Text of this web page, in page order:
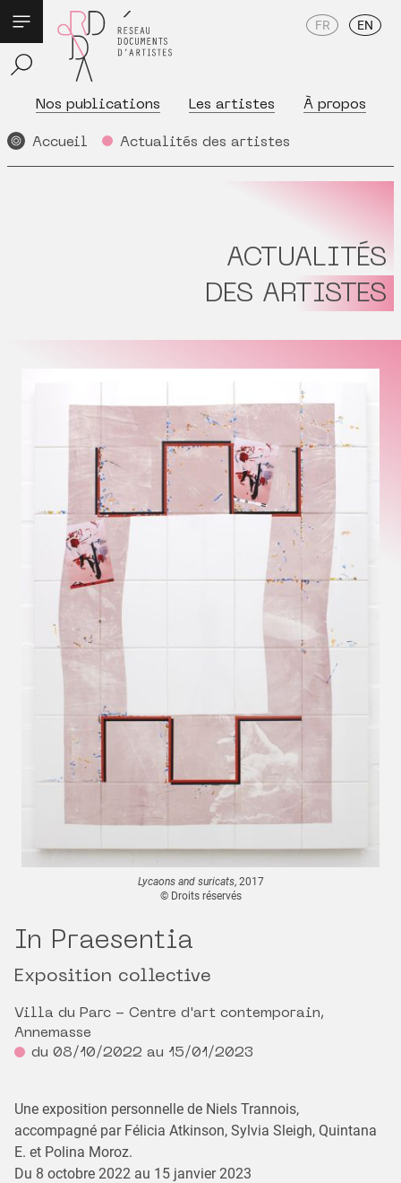
Nos publications Les artistes À propos
FR EN
Accueil Actualités des artistes
ACTUALITÉS
DES ARTISTES
Lycaons and suricats, 2017
© Droits réservés
In Praesentia
Exposition collective
Villa du Parc - Centre d'art contemporain,
Annemasse
du 08/10/2022 au 15/01/2023
Une exposition personnelle de Niels Trannois,
accompagné par Félicia Atkinson, Sylvia Sleigh, Quintana
E. et Polina Moroz.
Du 8 octobre 2022 au 15 janvier 2023